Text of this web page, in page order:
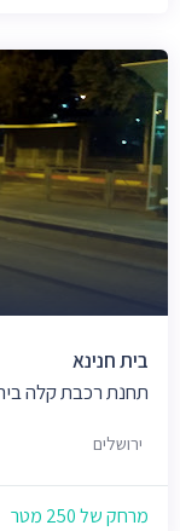
בית חנינא
תחנת רכבת קלה
ירושלים
מרחק של 250 מטר